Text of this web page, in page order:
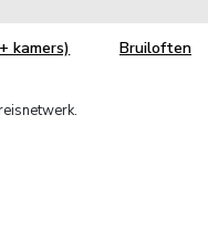
kamers) Bruiloften